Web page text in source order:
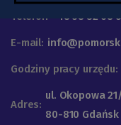
Telefon +48 58 32 68
E-mail:
Godziny pracy urzędu:
Adres:
ul. Okopowa
80-810 Gdańsk